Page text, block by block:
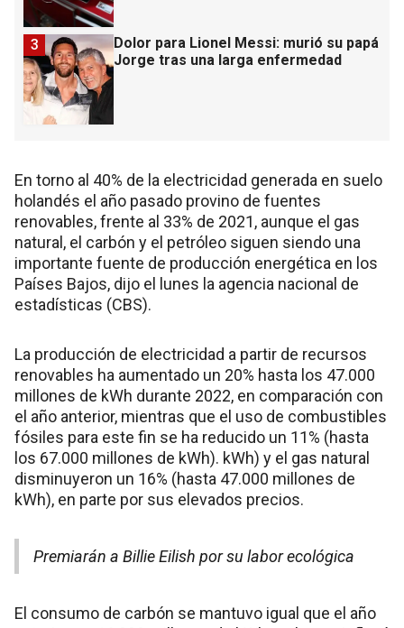
Dolor para Lionel Messi: murió su papá
Jorge tras una larga enfermedad
3
En torno al 40% de la electricidad generada en suelo
holandés el año pasado provino de fuentes
renovables, frente al 33% de 2021, aunque el gas
natural, el carbón y el petróleo siguen siendo una
importante fuente de producción energética en los
Países Bajos, dijo el lunes la agencia nacional de
estadísticas (CBS).
La producción de electricidad a partir de recursos
renovables ha aumentado un 20% hasta los 47.000
millones de kWh durante 2022, en comparación con
el año anterior, mientras que el uso de combustibles
fósiles para este fin se ha reducido un 11% (hasta
los 67.000 millones de kWh). kWh) y el gas natural
disminuyeron un 16% (hasta 47.000 millones de
kWh), en parte por sus elevados precios.
Premiarán a Billie Eilish por su labor ecológica
El consumo de carbón se mantuvo igual que el año